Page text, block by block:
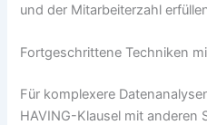
und der Mitarbeiterzahl
Fortgeschrittene Techniken
Für komplexere
HAVING-Klausel mit anderen